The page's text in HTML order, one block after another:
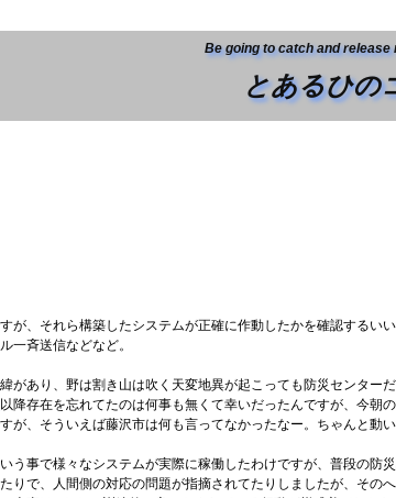
Be going to catch and release
とあるひの
が、それら構築したシステムが正確に作動したかを確認するい
一斉送信などなど。
があり、野は割き山は吹く天変地異が起こっても防災センター
以降存在を忘れてたのは何事も無くて幸いだったんですが、今朝
が、そういえば藤沢市は何も言ってなかったなー。ちゃんと動
う事で様々なシステムが実際に稼働したわけですが、普段の防
りで、人間側の対応の問題が指摘されてたりしましたが、その